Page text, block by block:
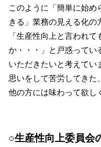
このように「簡単に始め
きる」業務の見える化の
「生産性向上と言われ
か・・・」と戸惑ってい
いただきたいと考えてい
思いをして苦労してきた
他の方には味わって欲し
○生産性向上委員会